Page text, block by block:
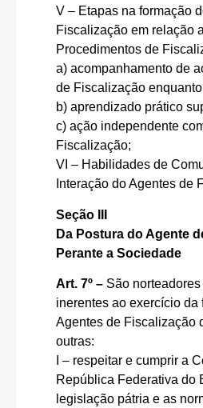
V – Etapas na formação
Fiscalização em relação
Procedimentos de
a) acompanhamento de
de Fiscalização
b) aprendizado prático
c) ação independente
Fiscalização;
VI – Habilidades de
Interação do Agentes de
Seção III
Da Postura do Agente
Perante a Sociedade
Art. 7º – São
inerentes ao exercício da
Agentes de Fiscalização
outras:
I – respeitar e cumprir a
República Federativa do
legislação pátria e as